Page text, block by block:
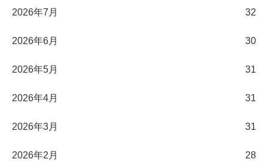
2026年7月 32
2026年6月 30
2026年5月 31
2026年4月 31
2026年3月 31
2026年2月 28